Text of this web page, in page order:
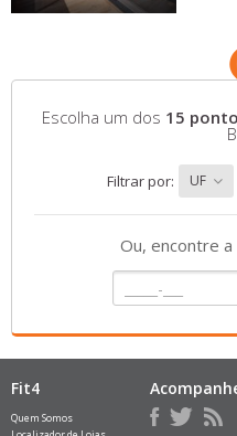
Escolha um dos 15
Filtrar por: UF
Ou, encontre
Fit4
Quem Somos